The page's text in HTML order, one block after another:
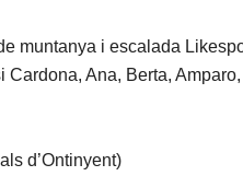
muntanya i escalada
Ana, Berta,
d’Ontinyent)